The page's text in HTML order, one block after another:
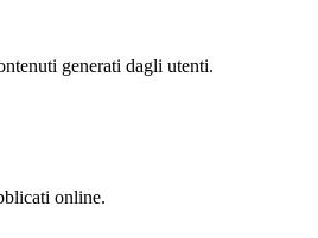
generati dagli utenti.
online.